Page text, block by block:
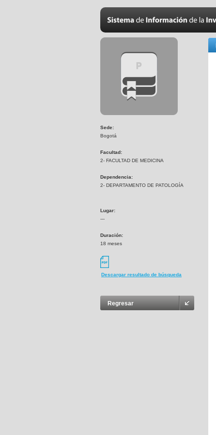
Sede:
Bogotá
Facultad:
2- FACULTAD DE MEDICINA
Dependencia:
2- DEPARTAMENTO DE PATOLOGÍA
Lugar:
---
Duración:
18 meses
Descargar resultado de búsqueda
Regresar